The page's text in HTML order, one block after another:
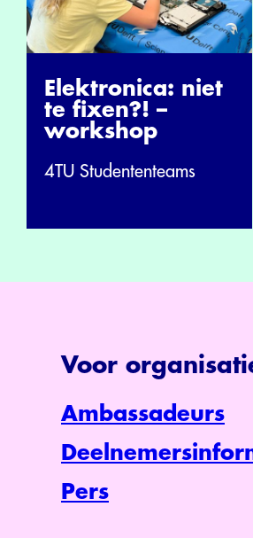
Elektronica: niet
te fixen?! –
workshop
4TU Studententeams
Voor
Ambassadeurs
Pers